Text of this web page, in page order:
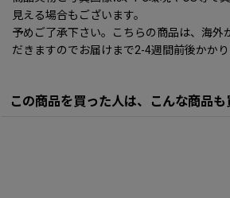
見える場合もございます。
予めご了承下さい。こちらの商品は、海外
だきますのでお届けまで2-4週間前後かかり
この商品を買った人は、こんな商品